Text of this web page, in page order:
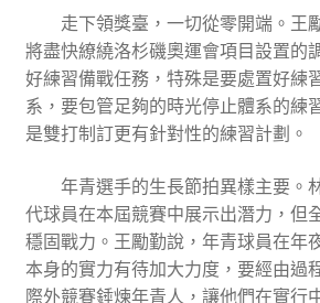
走下領獎臺，一切從零開端。王
將盡快繚繞洛杉磯奧運會項目設置的
好練習備戰任務，特殊是要處置好練
系，要包管足夠的時光停止體系的練
是雙打制訂更有針對性的練習計劃。
年青選手的生長節拍異樣主要。
代球員在本屆競賽中展示出潛力，但
穩固戰力。王勵勤說，年青球員在年
本身的實力有待加大力度，要經由過
際外競賽錘煉年青人，讓他們在實行